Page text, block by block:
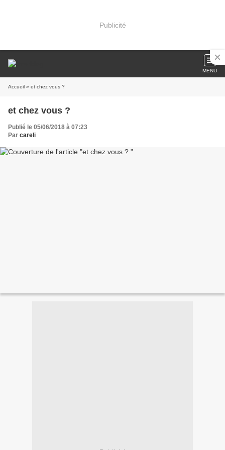
Publicité
MENU
Accueil » et chez vous ?
et chez vous ?
Publié le 05/06/2018 à 07:23
Par careli